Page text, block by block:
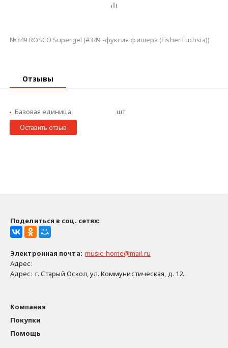
№349 ROSCO Supergel (#349 -фуксия фишера (Fisher Fuchsia))
Отзывы
Базовая единица
шт
Оставить отзыв
Поделиться в соц. сетях:
Электронная почта: music-home@mail.ru
Адрес:
Адрес: г. Старый Оскол, ул. Коммунистическая, д. 12..
Компания
Покупки
Помощь